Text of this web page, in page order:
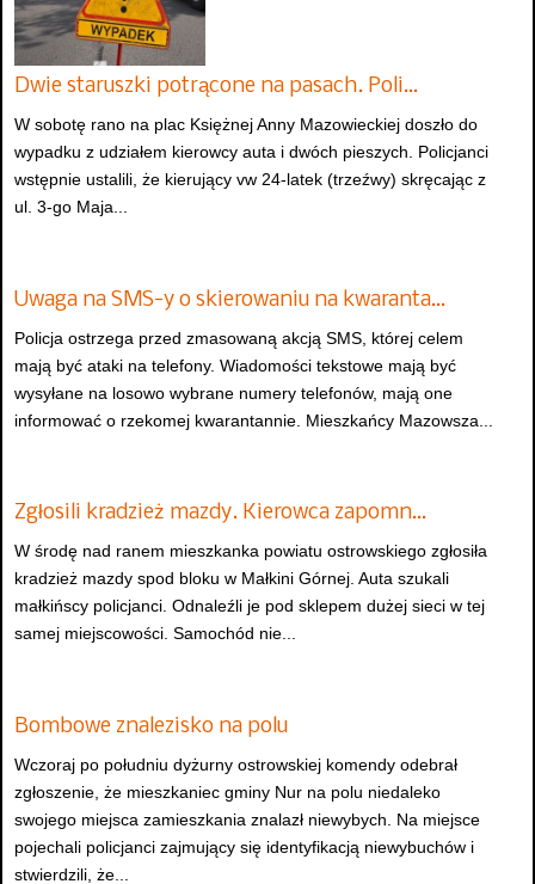
Dwie staruszki potrącone na pasach. Poli…
W sobotę rano na plac Księżnej Anny Mazowieckiej doszło do
wypadku z udziałem kierowcy auta i dwóch pieszych. Policjanci
wstępnie ustalili, że kierujący vw 24-latek (trzeźwy) skręcając z
ul. 3-go Maja...
Uwaga na SMS-y o skierowaniu na kwaranta…
Policja ostrzega przed zmasowaną akcją SMS, której celem
mają być ataki na telefony. Wiadomości tekstowe mają być
wysyłane na losowo wybrane numery telefonów, mają one
informować o rzekomej kwarantannie. Mieszkańcy Mazowsza...
Zgłosili kradzież mazdy. Kierowca zapomn…
W środę nad ranem mieszkanka powiatu ostrowskiego zgłosiła
kradzież mazdy spod bloku w Małkini Górnej. Auta szukali
małkińscy policjanci. Odnaleźli je pod sklepem dużej sieci w tej
samej miejscowości. Samochód nie...
Bombowe znalezisko na polu
Wczoraj po południu dyżurny ostrowskiej komendy odebrał
zgłoszenie, że mieszkaniec gminy Nur na polu niedaleko
swojego miejsca zamieszkania znalazł niewybych. Na miejsce
pojechali policjanci zajmujący się identyfikacją niewybuchów i
stwierdzili, że...